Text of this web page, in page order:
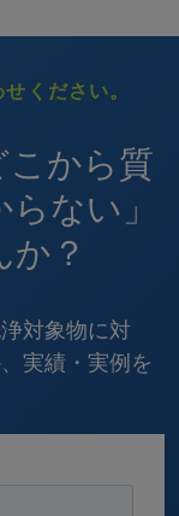
ください。
こから質
ない」
？
対象物に対
実績・実例を